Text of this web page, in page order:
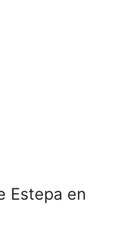
Estepa en